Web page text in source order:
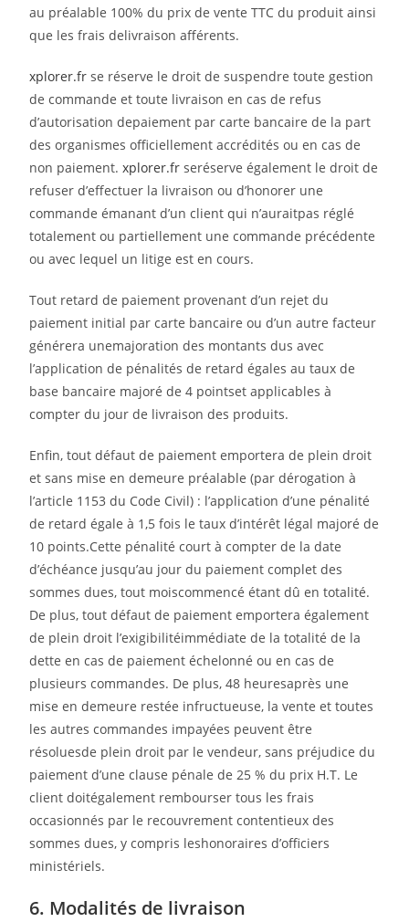
au préalable 100% du prix de vente TTC du produit ainsi
que les frais delivraison afférents.
xplorer.fr se réserve le droit de suspendre toute gestion
de commande et toute livraison en cas de refus
d’autorisation depaiement par carte bancaire de la part
des organismes officiellement accrédités ou en cas de
non paiement.xplorer.fr seréserve également le droit de
refuser d’effectuer la livraison ou d’honorer une
commande émanant d’un client qui n’auraitpas réglé
totalement ou partiellement une commande précédente
ou avec lequel un litige est en cours.
Tout retard de paiement provenant d’un rejet du
paiement initial par carte bancaire ou d’un autre facteur
générera unemajoration des montants dus avec
l’application de pénalités de retard égales au taux de
base bancaire majoré de 4 pointset applicables à
compter du jour de livraison des produits.
Enfin, tout défaut de paiement emportera de plein droit
et sans mise en demeure préalable (par dérogation à
l’article 1153 du Code Civil) : l’application d’une pénalité
de retard égale à 1,5 fois le taux d’intérêt légal majoré de
10 points.Cette pénalité court à compter de la date
d’échéance jusqu’au jour du paiement complet des
sommes dues, tout moiscommencé étant dû en totalité.
De plus, tout défaut de paiement emportera également
de plein droit l’exigibilitéimmédiate de la totalité de la
dette en cas de paiement échelonné ou en cas de
plusieurs commandes. De plus, 48 heuresaprès une
mise en demeure restée infructueuse, la vente et toutes
les autres commandes impayées peuvent être
résoluesde plein droit par le vendeur, sans préjudice du
paiement d’une clause pénale de 25 % du prix H.T. Le
client doitégalement rembourser tous les frais
occasionnés par le recouvrement contentieux des
sommes dues, y compris leshonoraires d’officiers
ministériels.
6. Modalités de livraison